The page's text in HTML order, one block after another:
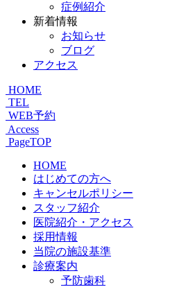
症例紹介
新着情報
お知らせ
ブログ
アクセス
HOME
TEL
WEB予約
Access
PageTOP
HOME
はじめての方へ
キャンセルポリシー
スタッフ紹介
医院紹介・アクセス
採用情報
当院の施設基準
診療案内
予防歯科